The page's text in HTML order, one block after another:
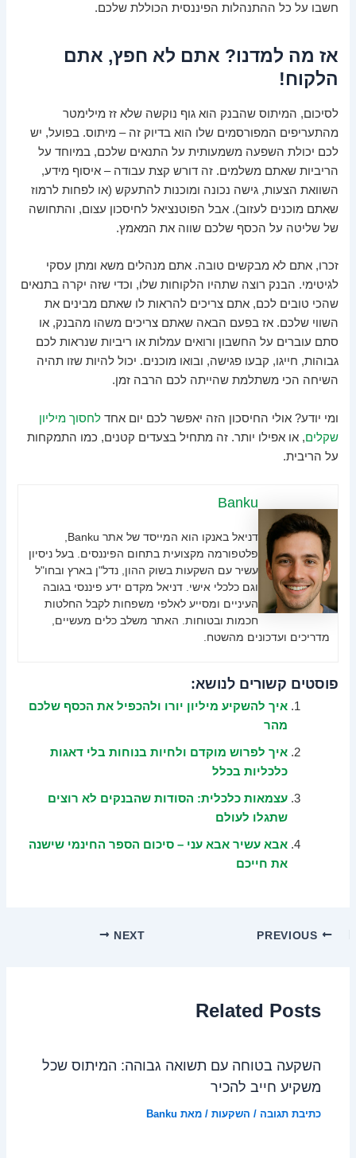
חשבו על כל ההתנהלות הפיננסית הכוללת שלכם.
אז מה למדנו? אתם לא חפץ, אתם
הלקוח!
לסיכום, המיתוס שהבנק הוא גוף נוקשה שלא זז מילימטר
מהתעריפים המפורסמים שלו הוא בדיוק זה – מיתוס. בפועל, יש
לכם יכולת השפעה משמעותית על התנאים שלכם, במיוחד על
הריביות שאתם משלמים. זה דורש קצת עבודה – איסוף מידע,
השוואת הצעות, גישה נכונה ומוכנות להתעקש (או לפחות לרמוז
שאתם מוכנים לעזוב). אבל הפוטנציאל לחיסכון עצום, והתחושה
של שליטה על הכסף שלכם שווה את המאמץ.
זכרו, אתם לא מבקשים טובה. אתם מנהלים משא ומתן עסקי
לגיטימי. הבנק רוצה שתהיו הלקוחות שלו, וכדי שזה יקרה בתנאים
שהכי טובים לכם, אתם צריכים להראות לו שאתם מבינים את
השווי שלכם. אז בפעם הבאה שאתם צריכים משהו מהבנק, או
סתם עוברים על החשבון ורואים עמלות או ריביות שנראות לכם
גבוהות, חייגו, קבעו פגישה, ובואו מוכנים. יכול להיות שזו תהיה
השיחה הכי משתלמת שהייתה לכם הרבה זמן.
ומי יודע? אולי החיסכון הזה יאפשר לכם יום אחדלחסוך מיליון
שקלים, או אפילו יותר. זה מתחיל בצעדים קטנים, כמו התמקחות
על הריבית.
Banku
פלטפורמה מקצועית בתחום הפיננסים. בעל ניסיון
עשיר עם השקעות בשוק ההון, נדל"ן בארץ ובחו"ל
וגם כלכלי אישי. דניאל מקדם ידע פיננסי בגובה
העיניים ומסייע לאלפי משפחות לקבל החלטות
חכמות ובטוחות. האתר משלב כלים מעשיים,
מדריכים ועדכונים מהשטח.
פוסטים קשורים לנושא:
איך להשקיע מיליון יורו ולהכפיל את הכסף שלכם
מהר
איך לפרוש מוקדם ולחיות בנוחות בלי דאגות
כלכליות בכלל
עצמאות כלכלית: הסודות שהבנקים לא רוצים
שתגלו לעולם
אבא עשיר אבא עני – סיכום הספר החינמי שישנה
את חייכם
NEXT
Related Posts
השקעה בטוחה עם תשואה גבוהה: המיתוס שכל
משקיע חייב להכיר
כתיבת תגובה / השקעות / מאת Banku